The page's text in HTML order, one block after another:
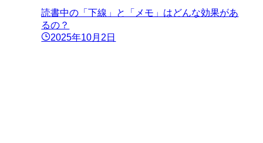
読書中の「下線」と「メモ」はどんな効果があ
るの？
2025年10月2日